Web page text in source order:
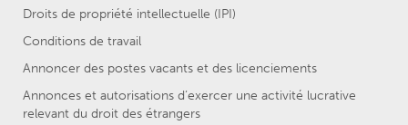
Droits de propriété intellectuelle (IPI)
Conditions de travail
Annoncer des postes vacants et des licenciements
Annonces et autorisations d’exercer une activité lucrative
relevant du droit des étrangers